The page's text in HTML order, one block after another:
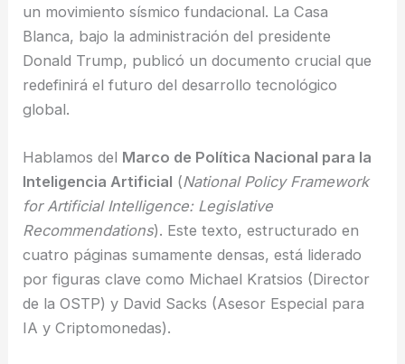
un movimiento sísmico fundacional. La Casa
Blanca, bajo la administración del presidente
Donald Trump, publicó un documento crucial que
redefinirá el futuro del desarrollo tecnológico
global.
Hablamos del Marco de Política Nacional para la
Inteligencia Artificial (National Policy Framework
for Artificial Intelligence: Legislative
Recommendations). Este texto, estructurado en
cuatro páginas sumamente densas, está liderado
por figuras clave como Michael Kratsios (Director
de la OSTP) y David Sacks (Asesor Especial para
IA y Criptomonedas).